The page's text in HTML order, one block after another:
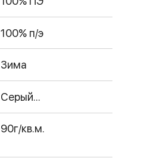
100% п/э
Зима
Серый...
90г/кв.м.